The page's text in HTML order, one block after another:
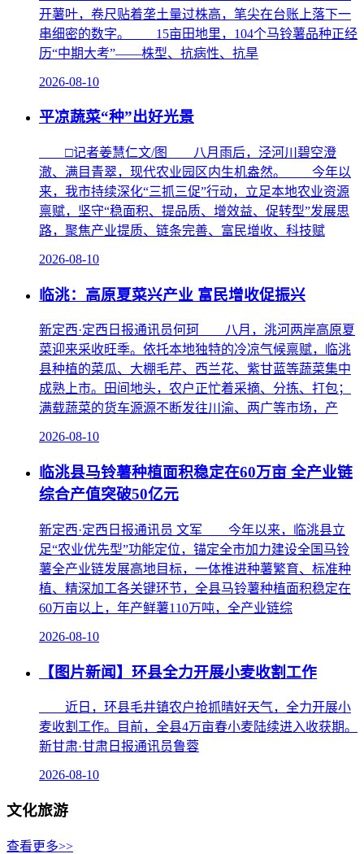
开薯叶，卷尺贴着垄土量过株高，笔尖在台账上落下一
串细密的数字。 15亩田地里，104个马铃薯品种正经
历“中期大考”——株型、抗病性、抗旱
2026-08-10
平凉蔬菜“种”出好光景
□记者姜慧仁文/图 八月雨后，泾河川碧空澄
澈、满目青翠，现代农业园区内生机盎然。 今年以
来，我市持续深化“三抓三促”行动，立足本地农业资源
禀赋，坚守“稳面积、提品质、增效益、促转型”发展思
路，聚焦产业提质、链条完善、富民增收、科技赋
2026-08-10
临洮：高原夏菜兴产业 富民增收促振兴
新定西·定西日报通讯员何珂 八月，洮河两岸高原夏
菜迎来采收旺季。依托本地独特的冷凉气候禀赋，临洮
县种植的菜瓜、大棚毛芹、西兰花、紫甘蓝等蔬菜集中
成熟上市。田间地头，农户正忙着采摘、分拣、打包；
满载蔬菜的货车源源不断发往川渝、两广等市场，产
2026-08-10
临洮县马铃薯种植面积稳定在60万亩 全产业链
综合产值突破50亿元
新定西·定西日报通讯员 文军 今年以来，临洮县立
足“农业优先型”功能定位，锚定全市加力建设全国马铃
薯全产业链发展高地目标，一体推进种薯繁育、标准种
植、精深加工各关键环节，全县马铃薯种植面积稳定在
60万亩以上，年产鲜薯110万吨，全产业链综
2026-08-10
【图片新闻】环县全力开展小麦收割工作
近日，环县毛井镇农户抢抓晴好天气，全力开展小
麦收割工作。目前，全县4万亩春小麦陆续进入收获期。
新甘肃·甘肃日报通讯员鲁蓉
2026-08-10
文化旅游
查看更多>>